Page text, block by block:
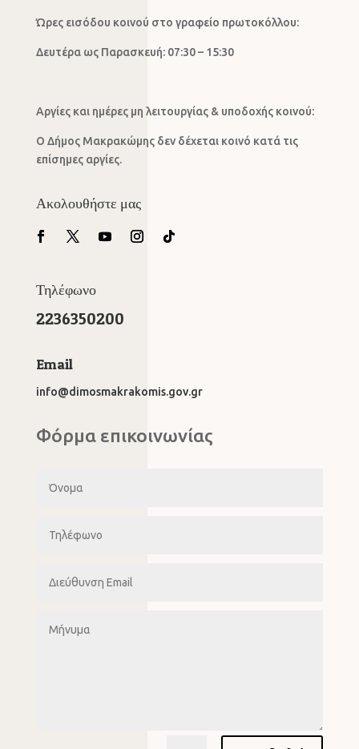
Ώρες εισόδου κοινού στο γραφείο πρωτοκόλλου:
Δευτέρα ως Παρασκευή: 07:30 – 15:30
Αργίες και ημέρες μη λειτουργίας & υποδοχής κοινού:
Ο Δήμος Μακρακώμης δεν δέχεται κοινό κατά τις
επίσημες αργίες.
Ακολουθήστε μας
Τηλέφωνο
2236350200
Email
info@dimosmakrakomis.gov.gr
Φόρμα επικοινωνίας